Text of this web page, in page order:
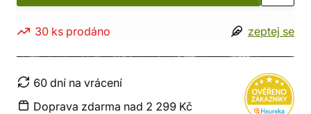
30 ks prodáno zeptej se
60 dní na vrácení
Doprava zdarma nad 2 299 Kč